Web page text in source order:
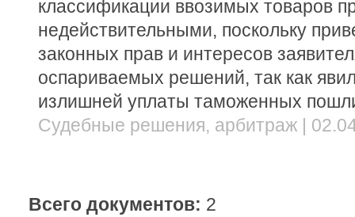
классификации ввозимых товаров
недействительными, поскольку
законных прав и интересов
оспариваемых решений, так как
излишней уплаты таможенных
Судебные решения, арбитраж |
Всего документов: 2